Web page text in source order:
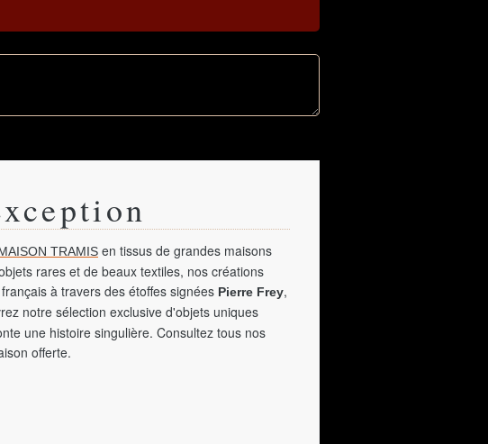
TRAMIS en tissus de grandes maisons
rares et de beaux textiles, nos créations
à travers des étoffes signées Pierre Frey,
notre sélection exclusive d'objets uniques
une histoire singulière. Consultez tous nos
offerte.